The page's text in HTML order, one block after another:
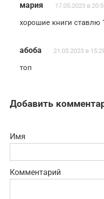
мария 17.05.2023 в
хорошие книги ставлю
абоба 21.05.2023 в
топ
Добавить
Имя
Комментарий